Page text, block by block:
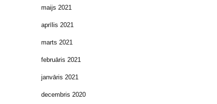
maijs 2021
aprīlis 2021
marts 2021
februāris 2021
janvāris 2021
decembris 2020